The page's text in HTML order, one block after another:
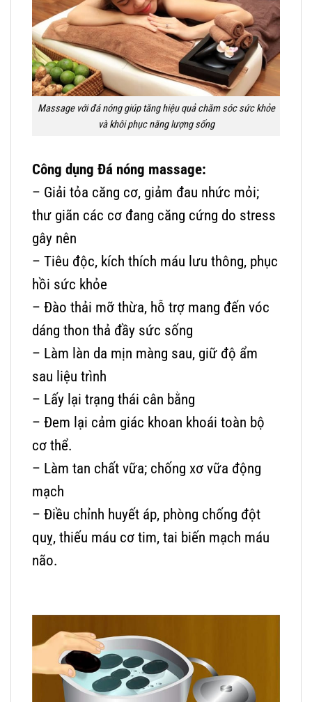
Massage với đá nóng giúp tăng hiệu quả chăm sóc sức khỏe
và khôi phục năng lượng sống
Công dụng Đá nóng massage:
– Giải tỏa căng cơ, giảm đau nhức mỏi;
thư giãn các cơ đang căng cứng do stress
gây nên
– Tiêu độc, kích thích máu lưu thông, phục
hồi sức khỏe
– Đào thải mỡ thừa, hỗ trợ mang đến vóc
dáng thon thả đầy sức sống
– Làm làn da mịn màng sau, giữ độ ẩm
sau liệu trình
– Lấy lại trạng thái cân bằng
– Đem lại cảm giác khoan khoái toàn bộ
cơ thể.
– Làm tan chất vữa; chống xơ vữa động
mạch
– Điều chỉnh huyết áp, phòng chống đột
quỵ, thiếu máu cơ tim, tai biến mạch máu
não.